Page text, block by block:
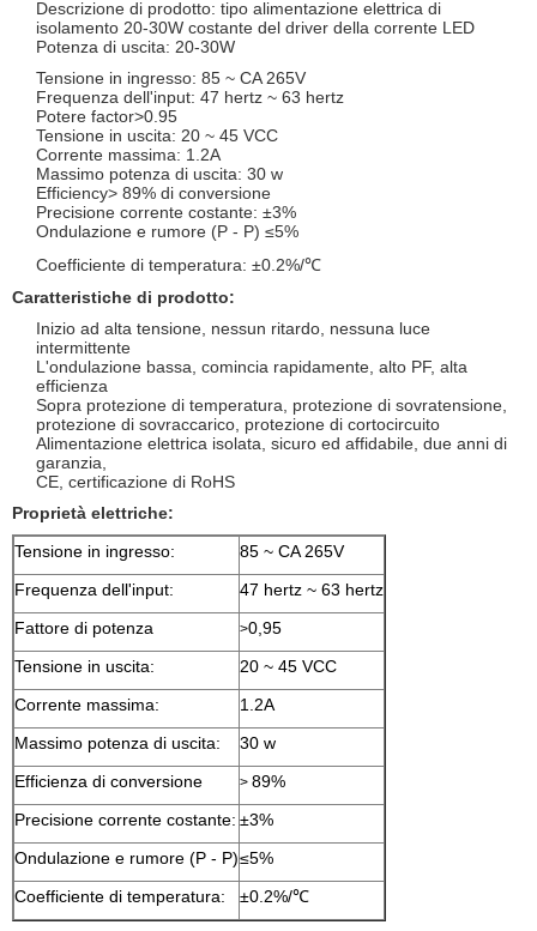
Descrizione di prodotto: tipo alimentazione elettrica di
isolamento 20-30W costante del driver della corrente LED
Potenza di uscita: 20-30W
Tensione in ingresso: 85 ~ CA 265V
Frequenza dell'input: 47 hertz ~ 63 hertz
Potere factor>0.95
Tensione in uscita: 20 ~ 45 VCC
Corrente massima: 1.2A
Massimo potenza di uscita: 30 w
Efficiency> 89% di conversione
Precisione corrente costante: ±3%
Ondulazione e rumore (P - P) ≤5%
Coefficiente di temperatura: ±0.2%/℃
Caratteristiche di prodotto:
Inizio ad alta tensione, nessun ritardo, nessuna luce
intermittente
L'ondulazione bassa, comincia rapidamente, alto PF, alta
efficienza
Sopra protezione di temperatura, protezione di sovratensione,
protezione di sovraccarico, protezione di cortocircuito
Alimentazione elettrica isolata, sicuro ed affidabile, due anni di
garanzia,
CE, certificazione di RoHS
Proprietà elettriche:
Tensione in ingresso:
85 ~ CA 265V
Frequenza dell'input:
47 hertz ~ 63 hertz
Fattore di potenza
>0,95
Tensione in uscita:
20 ~ 45 VCC
Corrente massima:
1.2A
Massimo potenza di uscita:
30 w
Efficienza di conversione
> 89%
Precisione corrente costante: ±3%
Ondulazione e rumore (P - P)≤5%
Coefficiente di temperatura:
±0.2%/℃